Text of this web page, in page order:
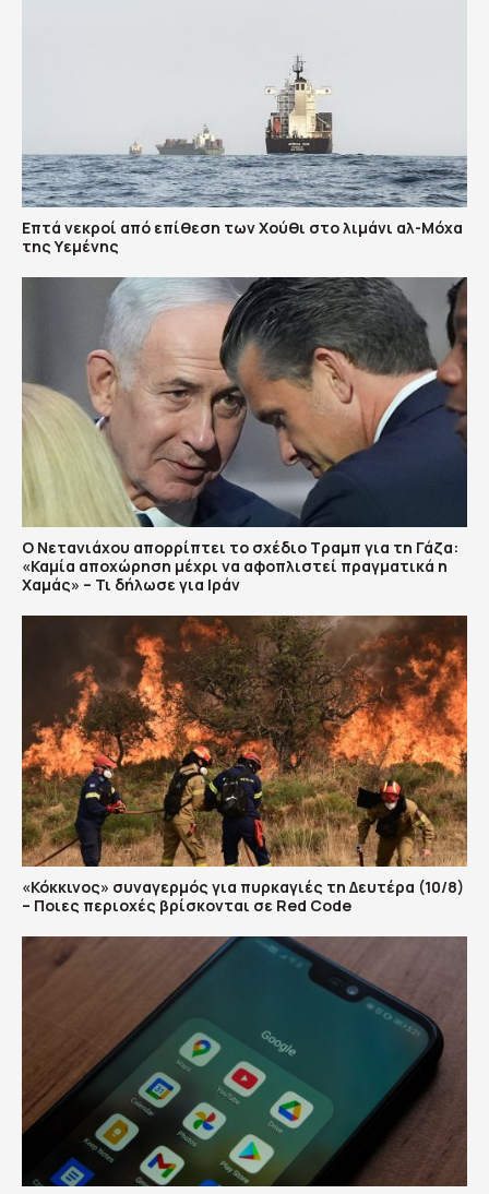
Επτά νεκροί από επίθεση των Χούθι στο λιμάνι αλ-Μόχα
της Υεμένης
Ο Νετανιάχου απορρίπτει το σχέδιο Τραμπ για τη Γάζα:
«Καμία αποχώρηση μέχρι να αφοπλιστεί πραγματικά η
Χαμάς» – Τι δήλωσε για Ιράν
«Κόκκινος» συναγερμός για πυρκαγιές τη Δευτέρα (10/8)
– Ποιες περιοχές βρίσκονται σε Red Code